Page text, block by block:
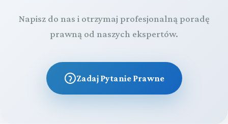
Napisz do nas i otrzymaj profesjonalną poradę
prawną od naszych ekspertów.
Zadaj Pytanie Prawne